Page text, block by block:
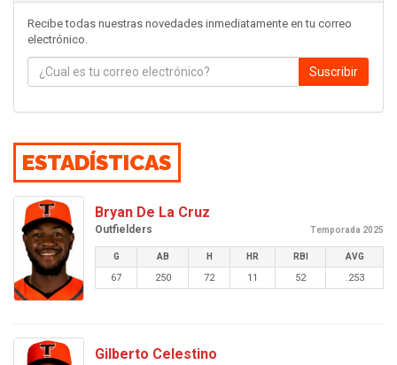
Recibe todas nuestras novedades inmediatamente en tu correo
electrónico.
Suscribir
ESTADÍSTICAS
Bryan De La Cruz
Outfielders Temporada 2025
G AB H HR RBI AVG
67 250 72 11 52 .253
Gilberto Celestino